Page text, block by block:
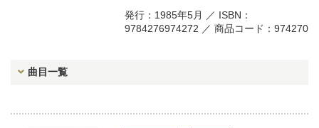
発行：1985年5月 ／ ISBN：
9784276974272 ／ 商品コード：974270
曲目一覧